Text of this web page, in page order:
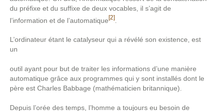
du préfixe et du suffixe de deux vocables, il s’agit de
l’information et de l’automatique [2]
L’ordinateur étant le catalyseur qui a révélé son existence, est
un
outil ayant pour but de traiter les informations d’une manière
automatique grâce aux programmes qui y sont installés dont le
père est Charles Babbage (mathématicien britannique).
Depuis l’orée des temps, l’homme a toujours eu besoin de